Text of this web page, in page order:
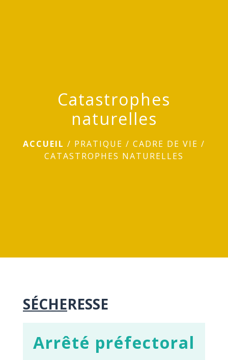
Catastrophes
naturelles
ACCUEIL / PRATIQUE / CADRE DE VIE /
CATASTROPHES NATURELLES
SÉCHERESSE
Arrêté préfectoral